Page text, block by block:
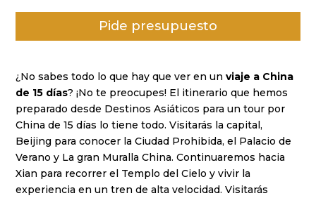
en
clientes
Pide presupuesto
¿No sabes todo lo que hay que ver en unviaje a China
de 15 días? ¡No te preocupes! El itinerario que hemos
preparado desde Destinos Asiáticos para un tour por
China de 15 días lo tiene todo. Visitarás la capital,
Beijing para conocer la Ciudad Prohibida, el Palacio de
Verano y La gran Muralla China. Continuaremos hacia
Xian para recorrer el Templo del Cielo y vivir la
experiencia en un tren de alta velocidad. Visitarás